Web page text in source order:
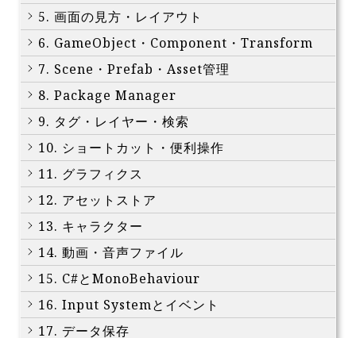
5. 画面の見方・レイアウト
6. GameObject・Component・Transform
7. Scene・Prefab・Asset管理
8. Package Manager
9. タグ・レイヤー・検索
10. ショートカット・便利操作
11. グラフィクス
12. アセットストア
13. キャラクター
14. 動画・音声ファイル
15. C#とMonoBehaviour
16. Input Systemとイベント
17. データ保存